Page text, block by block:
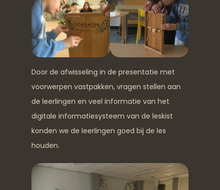
Door de afwisseling in de presentatie met
voorwerpen vastpakken, vragen stellen aan
de leerlingen en veel informatie van het
digitale informatiesysteem van de leskist
konden we de leerlingen goed bij de les
houden.